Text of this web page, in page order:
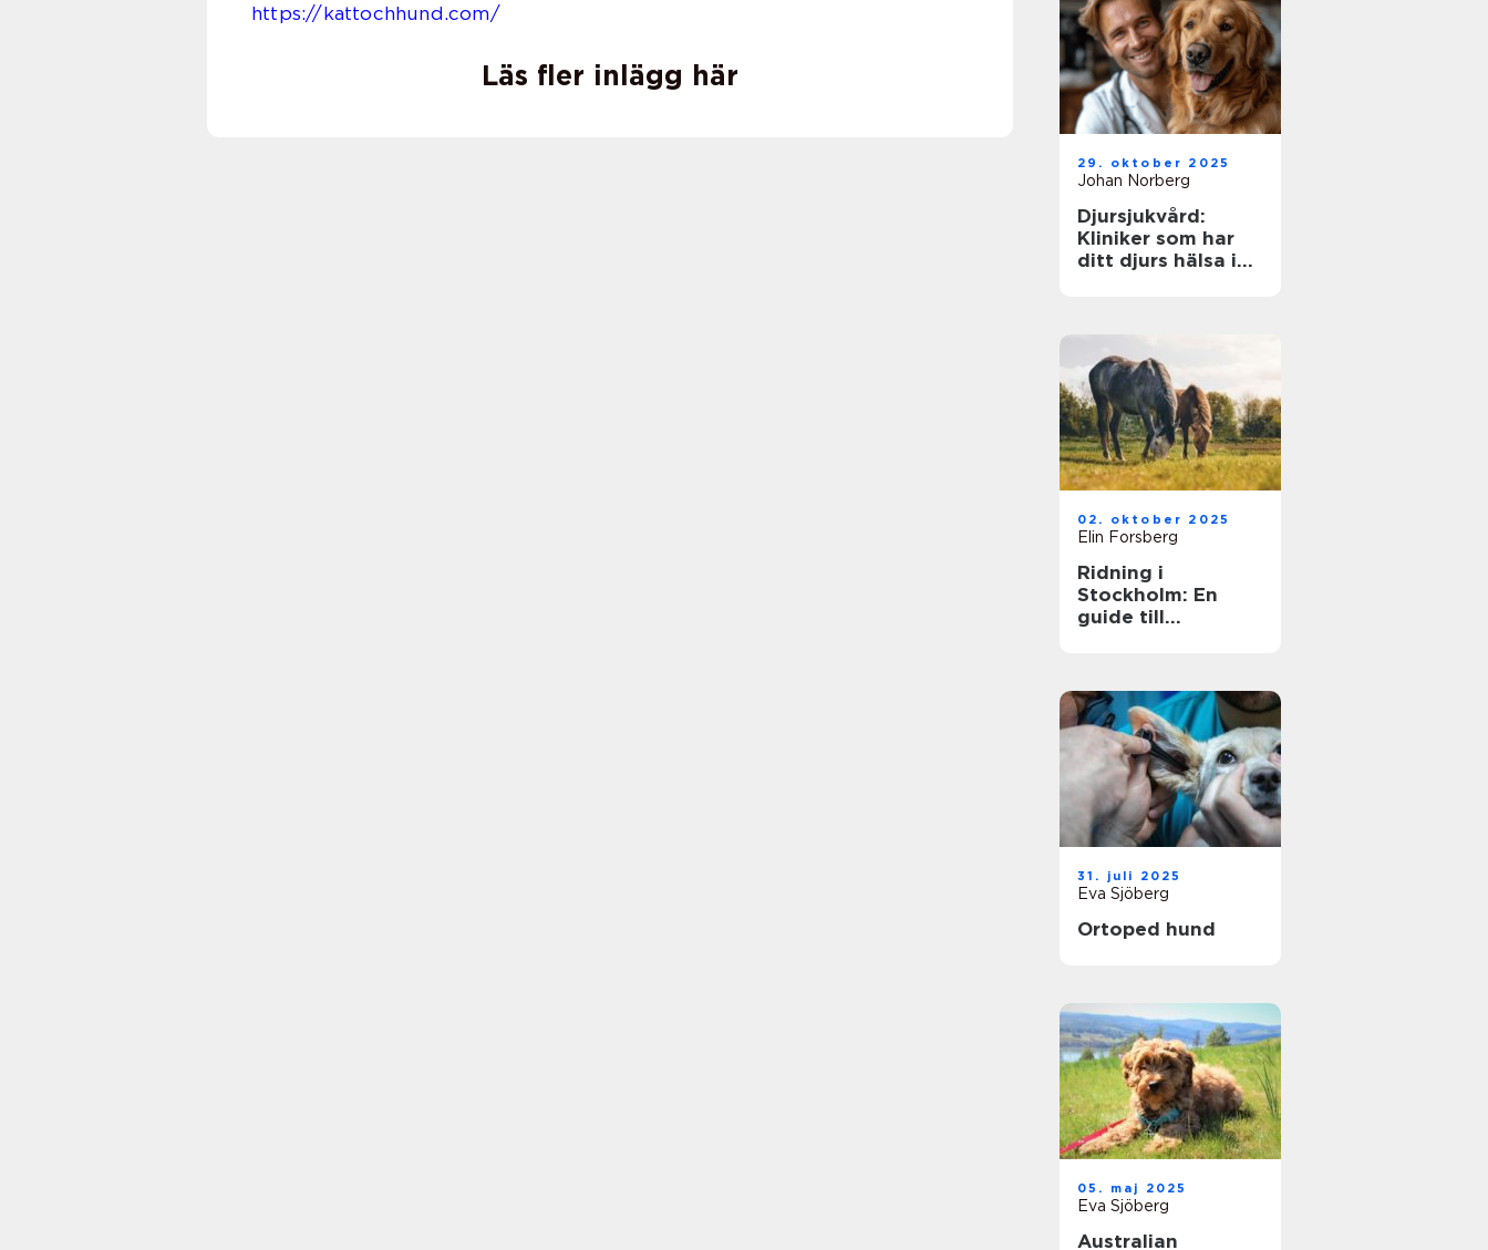
https://kattochhund.com/
Läs fler inlägg här
29. oktober 2025
Johan Norberg
Djursjukvård:
Kliniker som har
ditt djurs hälsa i
02. oktober 2025
Elin Forsberg
Ridning i
Stockholm: En
guide till
31. juli 2025
Eva Sjöberg
Ortoped hund
05. maj 2025
Eva Sjöberg
Australian